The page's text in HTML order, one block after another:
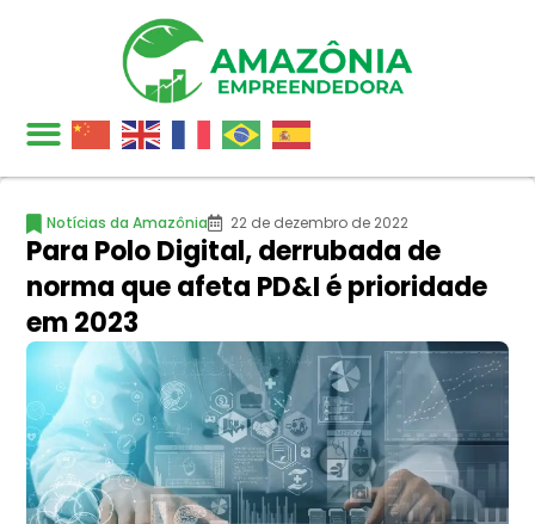
Notícias da Amazônia 22 de dezembro de 2022
Para Polo Digital, derrubada de
norma que afeta PD&I é prioridade
em 2023